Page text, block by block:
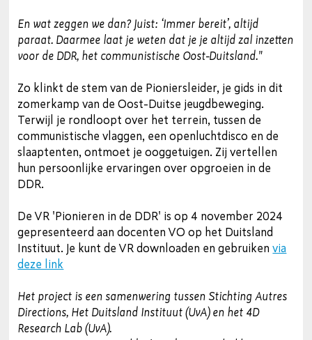
En wat zeggen we dan? Juist: ‘Immer bereit’, altijd
paraat. Daarmee laat je weten dat je je altijd zal inzetten
voor de DDR, het communistische Oost-Duitsland."
Zo klinkt de stem van de Pioniersleider, je gids in dit
zomerkamp van de Oost-Duitse jeugdbeweging.
Terwijl je rondloopt over het terrein, tussen de
communistische vlaggen, een openluchtdisco en de
slaaptenten, ontmoet je ooggetuigen. Zij vertellen
hun persoonlijke ervaringen over opgroeien in de
DDR.
De VR 'Pionieren in de DDR' is op 4 november 2024
gepresenteerd aan docenten VO op het Duitsland
Instituut. Je kunt de VR downloaden en gebruikenvia
deze link
Het project is een samenwering tussen Stichting Autres
Directions, Het Duitsland Instituut (UvA) en het 4D
Research Lab (UvA).